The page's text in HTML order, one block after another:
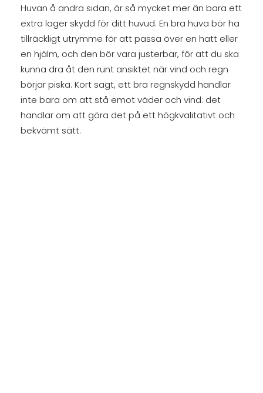
Huvan å andra sidan, är så mycket mer än bara ett
extra lager skydd för ditt huvud. En bra huva bör ha
tillräckligt utrymme för att passa över en hatt eller
en hjälm, och den bör vara justerbar, för att du ska
kunna dra åt den runt ansiktet när vind och regn
börjar piska. Kort sagt, ett bra regnskydd handlar
inte bara om att stå emot väder och vind: det
handlar om att göra det på ett högkvalitativt och
bekvämt sätt.